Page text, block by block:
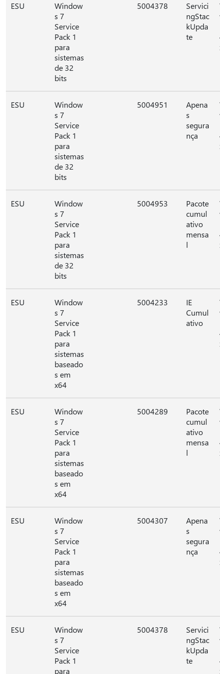
ESU
Window
s 7
Service
Pack 1
para
sistemas
de 32
bits
5004378
Servici
ngStac
kUpda
te
ESU
Window
s 7
Service
Pack 1
para
sistemas
de 32
bits
5004951
Apena
s
segura
nça
ESU
Window
s 7
Service
Pack 1
para
sistemas
de 32
bits
5004953
Pacote
cumul
ativo
mensa
l
ESU
Window
s 7
Service
Pack 1
para
sistemas
baseado
s em
x64
5004233
IE
Cumul
ativo
ESU
Window
s 7
Service
Pack 1
para
sistemas
baseado
s em
x64
5004289
Pacote
cumul
ativo
mensa
l
ESU
Window
s 7
Service
Pack 1
para
sistemas
baseado
s em
x64
5004307
Apena
s
segura
nça
ESU
Window
s 7
Service
Pack 1
para
5004378
Servici
ngStac
kUpda
te